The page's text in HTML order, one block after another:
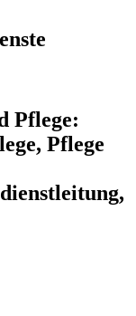
Pflege:
Pflege